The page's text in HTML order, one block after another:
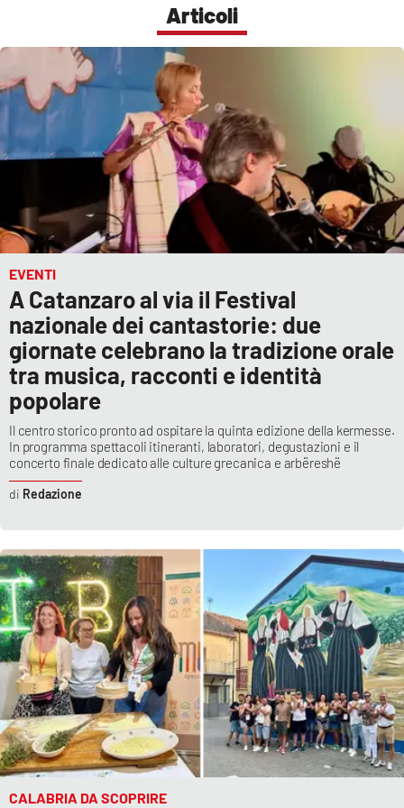
Lactv.it
Laconair.it
Lacitymag.it
Lacapitalenews.it
Ilreggino.it
Cosenzachannel.it
Ilvibonese.it
Catanzarochannel.it
APP
Android
Articoli
EVENTI
A Catanzaro al via il Festival
nazionale dei cantastorie: due
giornate celebrano la tradizione orale
tra musica, racconti e identità
popolare
Il centro storico pronto ad ospitare la quinta edizione della kermesse.
In programma spettacoli itineranti, laboratori, degustazioni e il
concerto finale dedicato alle culture grecanica e arbëreshë
Redazione
CALABRIA DA SCOPRIRE